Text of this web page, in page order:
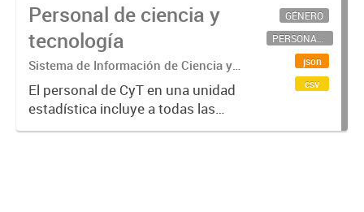
Personal de ciencia y
tecnología
Sistema de Información de Ciencia y
Tecnología Argentino (SICYTAR)
El personal de CyT en una unidad
estadística incluye a todas las
personas involucradas
GÉNERO
PERSONAL CIENTÍFICO-TECNOLÓGICO
json
csv